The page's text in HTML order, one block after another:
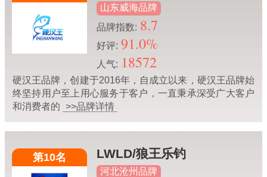
山东威海品牌
品牌指数: 8.7
好评: 91.0%
人气: 18572
硬汉王品牌，创建于2016年，自成立以来，硬汉王品牌始
终坚持用户至上用心服务于客户，一直秉承深受广大客户
和消费者的 >>品牌详情
第10名 LWLD/狼王乐钓
河北沧州品牌